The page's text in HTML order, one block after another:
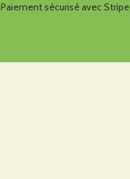
Paiement sécurisé avec Stripe